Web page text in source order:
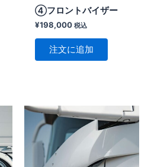
④フロントバイザー
¥198,000 税込
注文に追加